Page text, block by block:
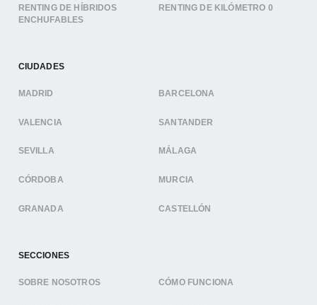
RENTING DE HÍBRIDOS
ENCHUFABLES
RENTING DE KILÓMETRO 0
CIUDADES
MADRID BARCELONA
VALENCIA SANTANDER
SEVILLA MÁLAGA
CÓRDOBA MURCIA
GRANADA CASTELLÓN
SECCIONES
SOBRE NOSOTROS CÓMO FUNCIONA